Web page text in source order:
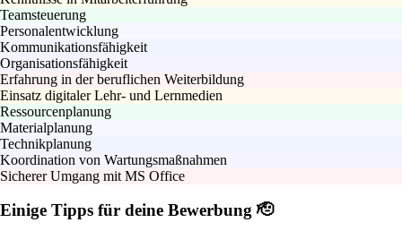
Teamsteuerung
Personalentwicklung
Kommunikationsfähigkeit
Organisationsfähigkeit
Erfahrung in der beruflichen Weiterbildung
Einsatz digitaler Lehr- und Lernmedien
Ressourcenplanung
Materialplanung
Technikplanung
Koordination von Wartungsmaßnahmen
Sicherer Umgang mit MS Office
Einige Tipps für deine Bewerbung 🫡